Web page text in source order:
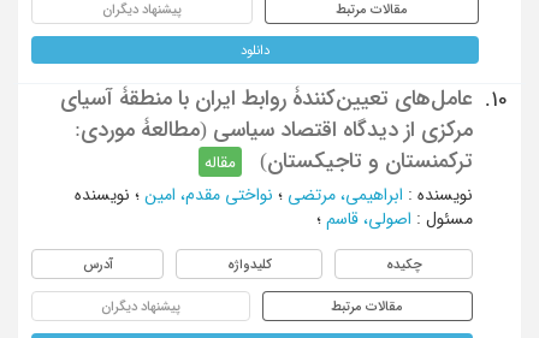
مقالات مرتبط پیشنهاد دیگران
دانلود
10.
عامل‌های تعیین‌کنندۀ روابط ایران با منطقۀ آسیای
مرکزی از دیدگاه اقتصاد سیاسی (مطالعۀ موردی:
ترکمنستان و تاجیکستان)
مقاله
نویسنده : ابراهیمی، مرتضی ؛ نواختی مقدم، امین ؛ نویسنده
مسئول : اصولی، قاسم ؛
چکیده کلیدواژه آدرس
مقالات مرتبط پیشنهاد دیگران